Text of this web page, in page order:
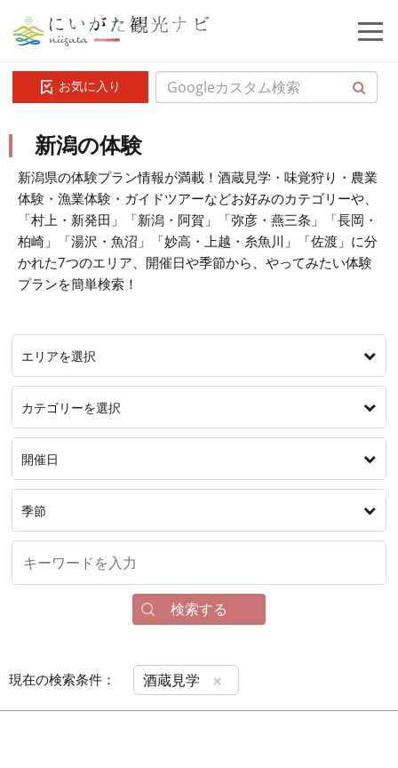
お気に入り
新潟の体験
新潟県の体験プラン情報が満載！酒蔵見学・味覚狩り・農業
体験・漁業体験・ガイドツアーなどお好みのカテゴリーや、
「村上・新発田」「新潟・阿賀」「弥彦・燕三条」「長岡・
柏崎」「湯沢・魚沼」「妙高・上越・糸魚川」「佐渡」に分
かれた7つのエリア、開催日や季節から、やってみたい体験
プランを簡単検索！
エリアを選択
カテゴリーを選択
開催日
季節
検索する
現在の検索条件： 酒蔵見学 ×